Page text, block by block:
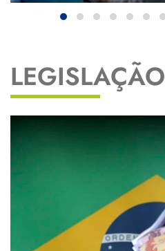
LEGISLAÇÃO